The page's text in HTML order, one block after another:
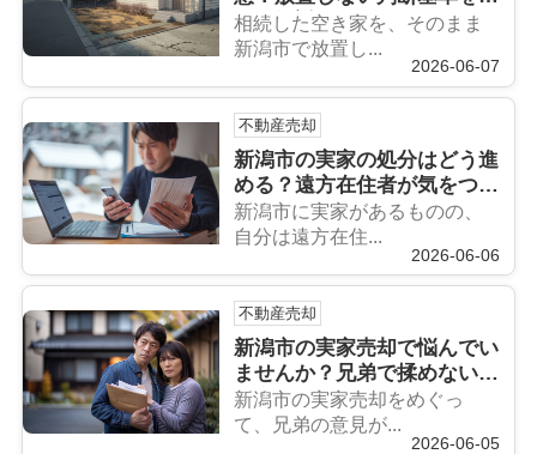
しく解説
相続した空き家を、そのまま
新潟市で放置し...
2026-06-07
不動産売却
新潟市の実家の処分はどう進
める？遠方在住者が気をつけ
ることを解説
新潟市に実家があるものの、
自分は遠方在住...
2026-06-06
不動産売却
新潟市の実家売却で悩んでい
ませんか？兄弟で揉めない進
め方を専門家が解説
新潟市の実家売却をめぐっ
て、兄弟の意見が...
2026-06-05